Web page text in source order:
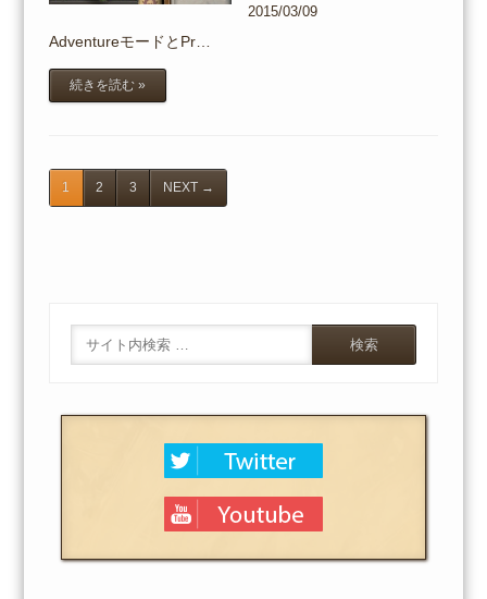
2015/03/09
AdventureモードとPr…
続きを読む »
1 2 3 NEXT →